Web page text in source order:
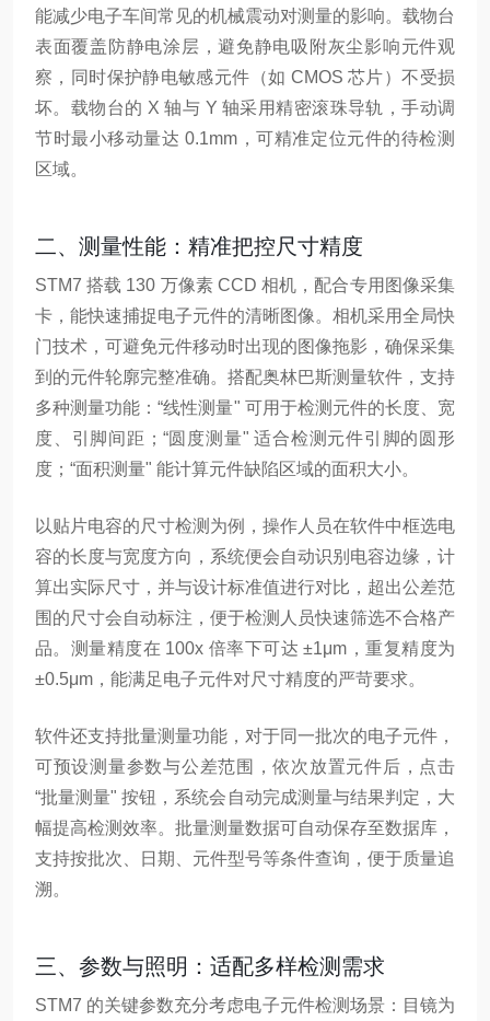
能减少电子车间常见的机械震动对测量的影响。载物台
表面覆盖防静电涂层，避免静电吸附灰尘影响元件观
察，同时保护静电敏感元件（如 CMOS 芯片）不受损
坏。载物台的 X 轴与 Y 轴采用精密滚珠导轨，手动调
节时最小移动量达 0.1mm，可精准定位元件的待检测
区域。
二、测量性能：精准把控尺寸精度
STM7 搭载 130 万像素 CCD 相机，配合专用图像采集
卡，能快速捕捉电子元件的清晰图像。相机采用全局快
门技术，可避免元件移动时出现的图像拖影，确保采集
到的元件轮廓完整准确。搭配奥林巴斯测量软件，支持
多种测量功能：“线性测量" 可用于检测元件的长度、宽
度、引脚间距；“圆度测量" 适合检测元件引脚的圆形
度；“面积测量" 能计算元件缺陷区域的面积大小。
以贴片电容的尺寸检测为例，操作人员在软件中框选电
容的长度与宽度方向，系统便会自动识别电容边缘，计
算出实际尺寸，并与设计标准值进行对比，超出公差范
围的尺寸会自动标注，便于检测人员快速筛选不合格产
品。测量精度在 100x 倍率下可达 ±1μm，重复精度为
±0.5μm，能满足电子元件对尺寸精度的严苛要求。
软件还支持批量测量功能，对于同一批次的电子元件，
可预设测量参数与公差范围，依次放置元件后，点击
“批量测量" 按钮，系统会自动完成测量与结果判定，大
幅提高检测效率。批量测量数据可自动保存至数据库，
支持按批次、日期、元件型号等条件查询，便于质量追
溯。
三、参数与照明：适配多样检测需求
STM7 的关键参数充分考虑电子元件检测场景：目镜为